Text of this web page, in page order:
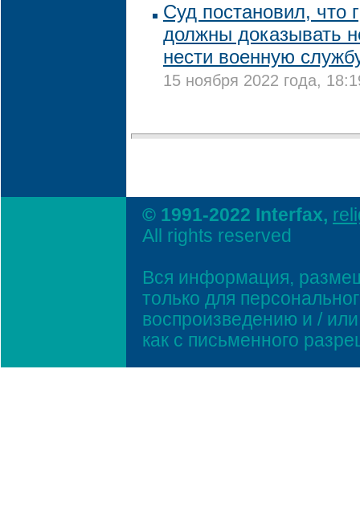
Суд постановил, что
должны доказывать
нести военную
15 ноября 2022 года,
© 1991-2022 Interfax,
All rights reserved
Вся информация,
только для
воспроизведению и /
как с письменного